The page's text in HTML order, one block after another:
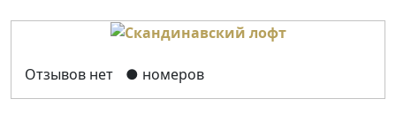
Отзывов нет ● номеров